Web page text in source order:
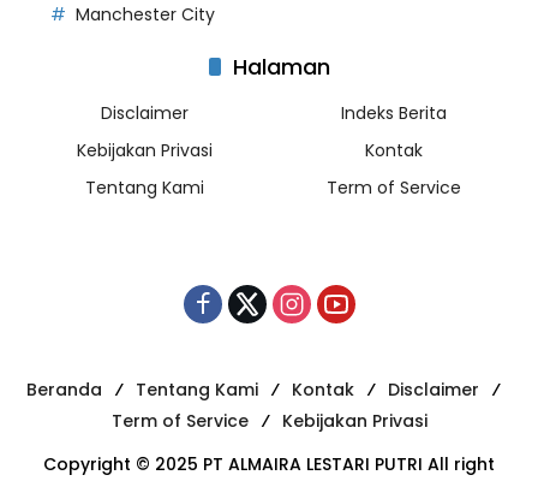
Manchester City
Halaman
Disclaimer
Indeks Berita
Kebijakan Privasi
Kontak
Tentang Kami
Term of Service
Beranda Tentang Kami Kontak
Disclaimer
Term of Service
Kebijakan Privasi
Copyright © 2025 PT ALMAIRA LESTARI PUTRI All right